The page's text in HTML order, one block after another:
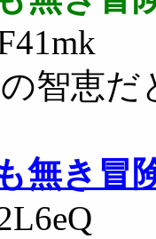
智恵だ
無き冒